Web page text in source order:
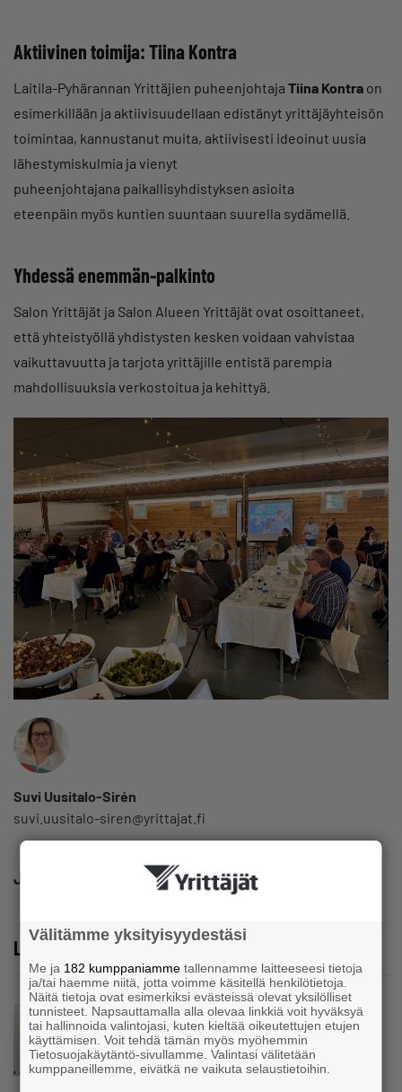
Aktiivinen toimija: Tiina Kontra
Laitila-Pyhärannan Yrittäjien puheenjohtaja Tiina Kontra on
esimerkillään ja aktiivisuudellaan edistänyt yrittäjäyhteisön
toimintaa, kannustanut muita, aktiivisesti ideoinut uusia
lähestymiskulmia ja vienyt
puheenjohtajana paikallisyhdistyksen asioita
eteenpäin myös kuntien suuntaan suurella sydämellä.
Yhdessä enemmän-palkinto
Salon Yrittäjät ja Salon Alueen Yrittäjät ovat osoittaneet,
että yhteistyöllä yhdistysten kesken voidaan vahvistaa
vaikuttavuutta ja tarjota yrittäjille entistä parempia
mahdollisuuksia verkostoitua ja kehittyä.
Suvi Uusitalo-Sirén
suvi.uusitalo-siren@yrittajat.fi
Jaa
Lue lisää
Uutinen
Jarkko Koskinen hankinta- ja
omistajanvaihdosneuvojaksi Varsinais-
Suomen Yrittäjiin
Välitämme yksityisyydestäsi
Me ja 182 kumppaniamme tallennamme laitteeseesi tietoja
ja/tai haemme niitä, jotta voimme käsitellä henkilötietoja.
Näitä tietoja ovat esimerkiksi evästeissä olevat yksilölliset
tunnisteet. Napsauttamalla alla olevaa linkkiä voit hyväksyä
tai hallinnoida valintojasi, kuten kieltää oikeutettujen etujen
käyttämisen. Voit tehdä tämän myös myöhemmin
Tietosuojakäytäntö-sivullamme. Valintasi välitetään
kumppaneillemme, eivätkä ne vaikuta selaustietoihin.